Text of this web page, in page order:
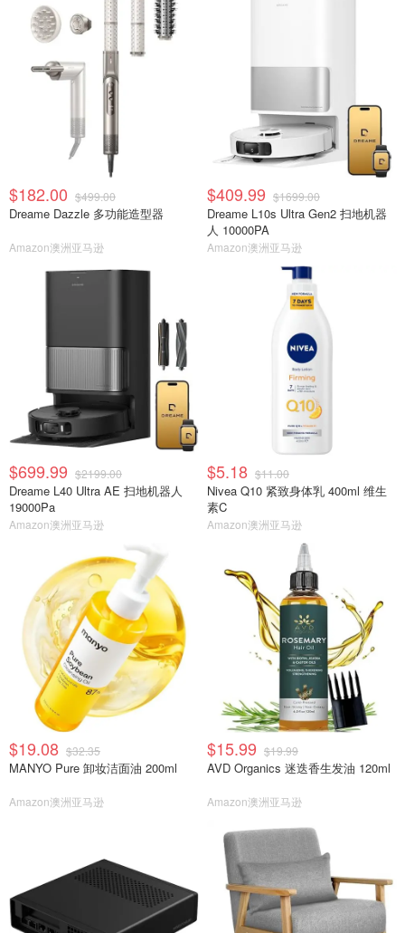
$182.00 $499.00
Dreame Dazzle 多功能造型器
Amazon澳洲亚马逊
$409.99 $1699.00
Dreame L10s Ultra Gen2 扫地机器
人 10000PA
Amazon澳洲亚马逊
$699.99 $2199.00
Dreame L40 Ultra AE 扫地机器人
19000Pa
Amazon澳洲亚马逊
$5.18 $11.00
Nivea Q10 紧致身体乳 400ml 维生
素C
Amazon澳洲亚马逊
$19.08 $32.35
MANYO Pure 卸妆洁面油 200ml
Amazon澳洲亚马逊
$15.99 $19.99
AVD Organics 迷迭香生发油 120ml
Amazon澳洲亚马逊